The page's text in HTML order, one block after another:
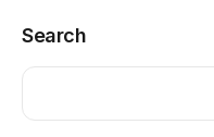
Search